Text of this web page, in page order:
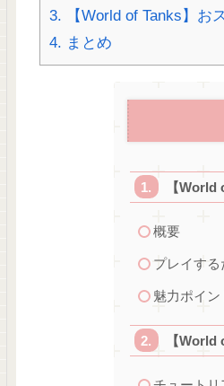
3. 【World of Tanks】お
4. まとめ
【World
概要
プレイす
魅力ポイン
【